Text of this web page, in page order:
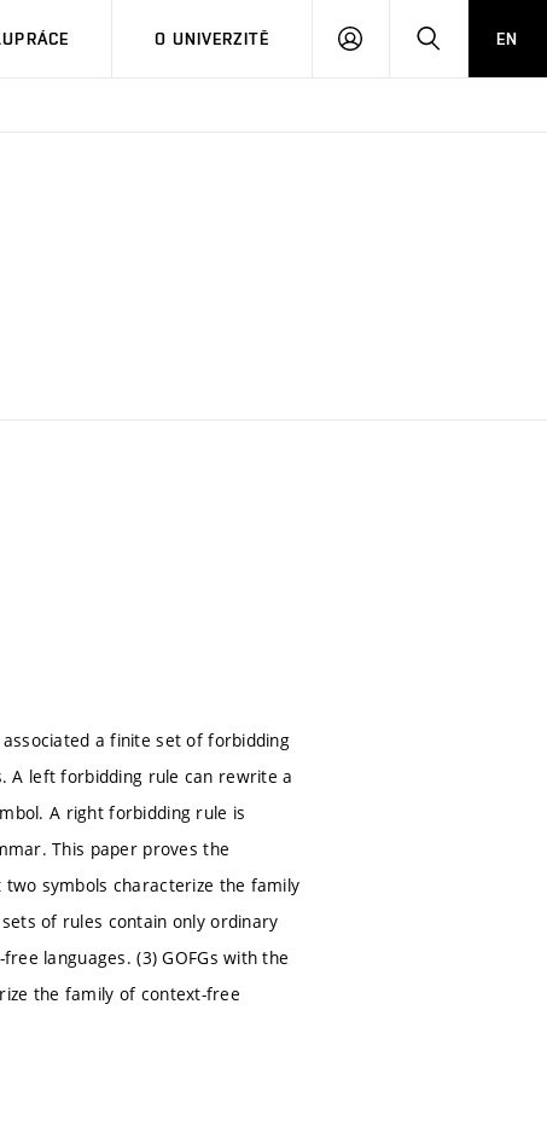
O UNIVERZITĚ
PŘIHLÁSIT HLEDATEN
a finite set of forbidding
A left forbidding rule can rewrite a
A right forbidding rule is
This paper proves the
symbols characterize the family
of rules contain only ordinary
languages. (3) GOFGs with the
the family of context-free